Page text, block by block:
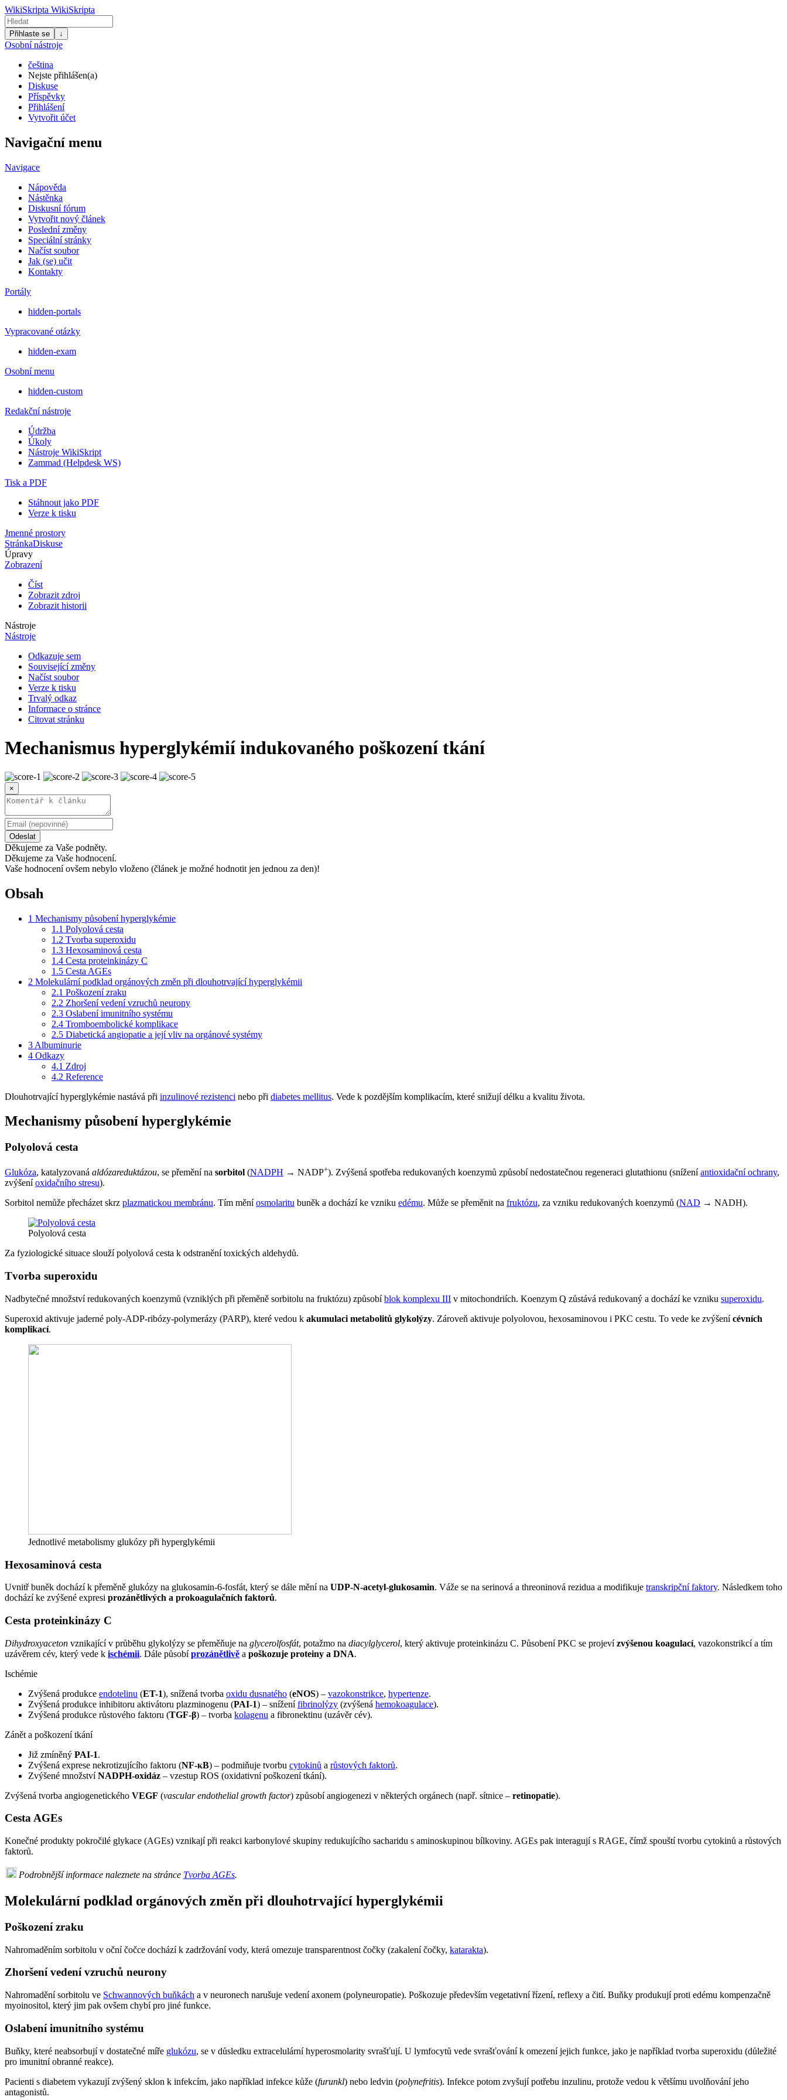
WikiSkripta WikiSkripta
Přihlaste se ↓
Osobní nástroje
čeština
Nejste přihlášen(a)
Diskuse
Příspěvky
Přihlášení
Vytvořit účet
Navigační menu
Navigace
Nápověda
Nástěnka
Diskusní fórum
Vytvořit nový článek
Poslední změny
Speciální stránky
Načíst soubor
Jak (se) učit
Kontakty
Portály
hidden-portals
Vypracované otázky
hidden-exam
Osobní menu
hidden-custom
Redakční nástroje
Údržba
Úkoly
Nástroje WikiSkript
Zammad (Helpdesk WS)
Tisk a PDF
Stáhnout jako PDF
Verze k tisku
Jmenné prostory
StránkaDiskuse
Úpravy
Zobrazení
Číst
Zobrazit zdroj
Zobrazit historii
Nástroje
Nástroje
Odkazuje sem
Související změny
Načíst soubor
Verze k tisku
Trvalý odkaz
Informace o stránce
Citovat stránku
Mechanismus hyperglykémií indukovaného poškození tkání
×
Odeslat
Děkujeme za Vaše podněty.
Děkujeme za Vaše hodnocení.
Vaše hodnocení ovšem nebylo vloženo (článek je možné hodnotit jen jednou za den)!
Obsah
1 Mechanismy působení hyperglykémie
1.1 Polyolová cesta
1.2 Tvorba superoxidu
1.3 Hexosaminová cesta
1.4 Cesta proteinkinázy C
1.5 Cesta AGEs
2 Molekulární podklad orgánových změn při dlouhotrvající hyperglykémii
2.1 Poškození zraku
2.2 Zhoršení vedení vzruchů neurony
2.3 Oslabení imunitního systému
2.4 Tromboembolické komplikace
2.5 Diabetická angiopatie a její vliv na orgánové systémy
3 Albuminurie
4 Odkazy
4.1 Zdroj
4.2 Reference
Dlouhotrvající hyperglykémie nastává při inzulinové rezistenci nebo při diabetes mellitus. Vede k pozdějším komplikacím, které snižují délku a kvalitu života.
Mechanismy působení hyperglykémie
Polyolová cesta
Glukóza, katalyzovaná aldózareduktázou, se přemění na sorbitol (NADPH → NADP+). Zvýšená spotřeba redukovaných koenzymů způsobí nedostatečnou regeneraci glutathionu (sníženíantioxidační ochrany,
zvýšeníoxidačního stresu).
Sorbitol nemůže přecházet skrz plazmatickou membránu. Tím měníosmolaritu buněk a dochází ke vzniku edému. Může se přeměnit na fruktózu, za vzniku redukovaných koenzymů (NAD → NADH).
Polyolová cesta
Za fyziologické situace slouží polyolová cesta k odstranění toxických aldehydů.
Tvorba superoxidu
Nadbytečné množství redukovaných koenzymů (vzniklých při přeměně sorbitolu na fruktózu) způsobíblok komplexu III v mitochondriích. Koenzym Q zůstává redukovaný a dochází ke vzniku superoxidu.
Superoxid aktivuje jaderné poly-ADP-ribózy-polymerázy (PARP), které vedou k akumulaci metabolitů glykolýzy. Zároveň aktivuje polyolovou, hexosaminovou i PKC cestu. To vede ke zvýšenícévních
komplikací.
Jednotlivé metabolismy glukózy při hyperglykémii
Hexosaminová cesta
Uvnitř buněk dochází k přeměně glukózy na glukosamin-6-fosfát, který se dále mění na UDP-N-acetyl-glukosamin. Váže se na serinová a threoninová rezidua a modifikuje transkripční faktory. Následkem toho
dochází ke zvýšené expresi prozánětlivých a prokoagulačních faktorů.
Cesta proteinkinázy C
Dihydroxyaceton vznikající v průběhu glykolýzy se přeměňuje na glycerolfosfát, potažmo na diacylglycerol, který aktivuje proteinkinázu C. Působení PKC se projevízvýšenou koagulací, vazokonstrikcí a tím
uzávěrem cév, který vede k ischémii. Dále působíprozánětlivě a poškozuje proteiny a DNA.
Ischémie
Zvýšená produkce endotelinu (ET-1), snížená tvorba oxidu dusnatého (eNOS) – vazokonstrikce, hypertenze.
Zvýšená produkce inhibitoru aktivátoru plazminogenu (PAI-1) – sníženífibrinolýzy (zvýšená hemokoagulace).
Zvýšená produkce růstového faktoru (TGF-β) – tvorba kolagenu a fibronektinu (uzávěr cév).
Zánět a poškození tkání
Již zmíněný PAI-1.
Zvýšená exprese nekrotizujícího faktoru (NF-κB) – podmiňuje tvorbu cytokinů a růstových faktorů.
Zvýšené množstvíNADPH-oxidáz – vzestup ROS (oxidativní poškození tkání).
Zvýšená tvorba angiogenetického VEGF (vascular endothelial growth factor) způsobí angiogenezi v některých orgánech (např. sítnice – retinopatie).
Cesta AGEs
Konečné produkty pokročilé glykace (AGEs) vznikají při reakci karbonylové skupiny redukujícího sacharidu s aminoskupinou bílkoviny. AGEs pak interagují s RAGE, čímž spouští tvorbu cytokinů a růstových
faktorů.
Podrobnější informace naleznete na stránce Tvorba AGEs.
Molekulární podklad orgánových změn při dlouhotrvající hyperglykémii
Poškození zraku
Nahromaděním sorbitolu v oční čočce dochází k zadržování vody, která omezuje transparentnost čočky (zakalení čočky, katarakta).
Zhoršení vedení vzruchů neurony
Nahromadění sorbitolu ve Schwannových buňkách a v neuronech narušuje vedení axonem (polyneuropatie). Poškozuje především vegetativní řízení, reflexy a čití. Buňky produkují proti edému kompenzačně
myoinositol, který jim pak ovšem chybí pro jiné funkce.
Oslabení imunitního systému
Buňky, které neabsorbují v dostatečné míře glukózu, se v důsledku extracelulární hyperosmolarity svrašťují. U lymfocytů vede svrašťování k omezení jejich funkce, jako je například tvorba superoxidu (důležité
pro imunitní obranné reakce).
Pacienti s diabetem vykazují zvýšený sklon k infekcím, jako například infekce kůže (furunkl) nebo ledvin (polynefritis). Infekce potom zvyšují potřebu inzulinu, protože vedou k většímu uvolňování jeho
antagonistů.